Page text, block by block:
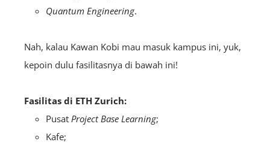
Quantum Engineering.
Nah, kalau Kawan Kobi mau masuk kampus ini, yuk,
kepoin dulu fasilitasnya di bawah ini!
Fasilitas di ETH Zurich:
Pusat Project Base Learning;
Kafe;